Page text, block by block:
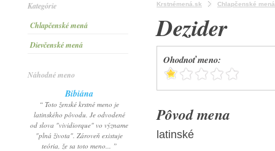
Kategórie
Chlapčenské mená
Dievčenské mená
Náhodné meno
Bibiána
“ Toto ženské krstné meno je
latinského pôvodu. Je odvodené
od slova "vividiorque" vo význame
"plná života". Zároveň existuje
teória, že sa toto meno... ”
Krstnémená.sk Chlapčenské mená
Dezider
Ohodnoť meno:
Pôvod mena
latinské